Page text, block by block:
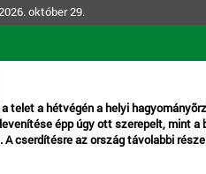
október 29.
a hétvégén a helyi
épp úgy ott szerepelt, mint a
cserdítésre az ország távolabbi